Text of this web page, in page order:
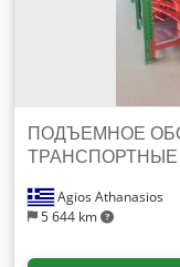
Agios Athanasios
5 644 km
ПОДЪЕМНОЕ